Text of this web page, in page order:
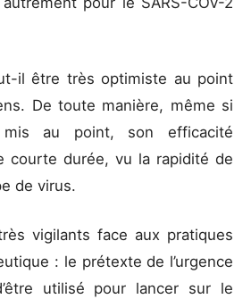
il être très optimiste au point
De toute manière, même si
au point, son efficacité
courte durée, vu la rapidité de
de virus.
vigilants face aux pratiques
: le prétexte de l’urgence
utilisé pour lancer sur le